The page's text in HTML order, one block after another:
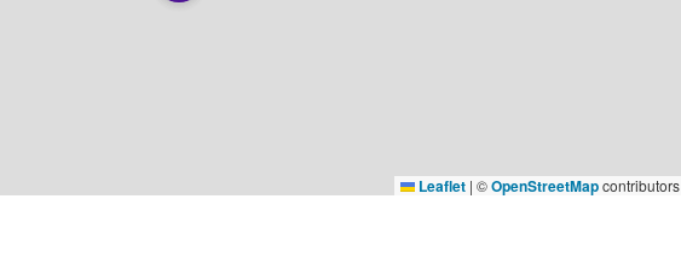
Leaflet | ©OpenStreetMapcontributors